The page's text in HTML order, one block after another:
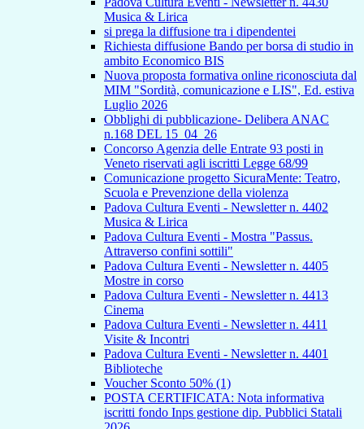
Musica & Lirica
si prega la diffusione tra i dipendentei
Richiesta diffusione Bando per borsa di studio in
ambito Economico BIS
Nuova proposta formativa online riconosciuta dal
MIM "Sordità, comunicazione e LIS", Ed. estiva
Luglio 2026
Obblighi di pubblicazione- Delibera ANAC
n.168 DEL 15_04_26
Concorso Agenzia delle Entrate 93 posti in
Veneto riservati agli iscritti Legge 68/99
Comunicazione progetto SicuraMente: Teatro,
Scuola e Prevenzione della violenza
Padova Cultura Eventi - Newsletter n. 4402
Musica & Lirica
Padova Cultura Eventi - Mostra "Passus.
Attraverso confini sottili"
Padova Cultura Eventi - Newsletter n. 4405
Mostre in corso
Padova Cultura Eventi - Newsletter n. 4413
Cinema
Padova Cultura Eventi - Newsletter n. 4411
Visite & Incontri
Padova Cultura Eventi - Newsletter n. 4401
Biblioteche
Voucher Sconto 50% (1)
POSTA CERTIFICATA: Nota informativa
iscritti fondo Inps gestione dip. Pubblici Statali